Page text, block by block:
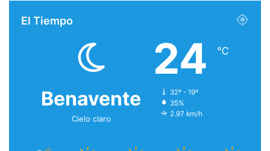
El Tiempo
Benavente
Cielo claro
24 ℃
32º - 19º
35%
2.97 km/h